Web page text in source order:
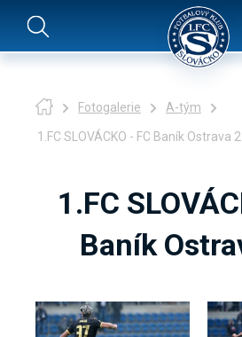
Fotogalerie A-tým
1.FC SLOVÁCKO - FC Baník Ostrava
1.FC
Baník